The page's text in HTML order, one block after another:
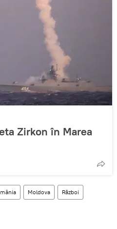
Zirkon în Marea
Moldova Război